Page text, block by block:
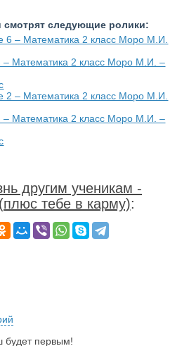
смотрят следующие ролики:
– Математика 2 класс Моро М.И. –
– Математика 2 класс Моро М.И. –
другим ученикам -
тебе в карму):
будет первым!